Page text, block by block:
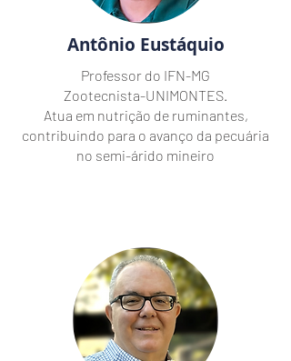
Antônio Eustáquio
Professor do IFN-MG
Zootecnista-UNIMONTES.
Atua em nutrição de ruminantes,
contribuindo para o avanço da pecuária
no semi-árido mineiro